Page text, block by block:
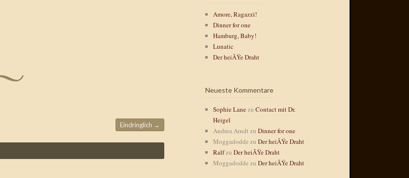
Eindringlich →
Amore, Ragazzi!
Dinner for one
Hamburg, Baby!
Lunatic
Der heiÃŸe Draht
Neueste Kommentare
Sophie Lanezu Contact mit Dr.
Heigel
Andrea Arndt zu Dinner for one
Moggadodde zu Der heiÃŸe Draht
Ralfzu Der heiÃŸe Draht
Moggadodde zu Der heiÃŸe Draht